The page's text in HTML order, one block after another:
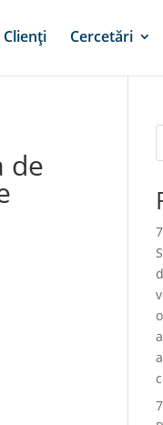
Clienți Cercetări
de